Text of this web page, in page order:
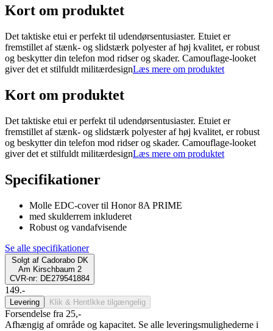
Kort om produktet
Det taktiske etui er perfekt til udendørsentusiaster. Etuiet er
fremstillet af stænk- og slidstærk polyester af høj kvalitet, er robust
og beskytter din telefon mod ridser og skader. Camouflage-looket
giver det et stilfuldt militærdesignLæs mere om produktet
Kort om produktet
Det taktiske etui er perfekt til udendørsentusiaster. Etuiet er
fremstillet af stænk- og slidstærk polyester af høj kvalitet, er robust
og beskytter din telefon mod ridser og skader. Camouflage-looket
giver det et stilfuldt militærdesignLæs mere om produktet
Specifikationer
Molle EDC-cover til Honor 8A PRIME
med skulderrem inkluderet
Robust og vandafvisende
Se alle specifikationer
Solgt af Cadorabo DK
Am Kirschbaum 2
CVR-nr: DE279541884
149.-
Levering Klik & Hent Ikke tilgængelig
Forsendelse fra 25,-
Afhængig af område og kapacitet. Se alle leveringsmulighederne i